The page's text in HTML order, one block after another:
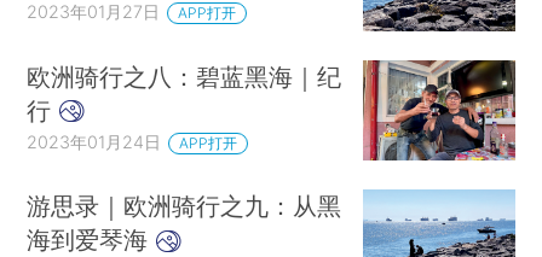
2023年01月27日 APP打开
欧洲骑行之八：碧蓝黑海｜纪
行
2023年01月24日 APP打开
游思录｜欧洲骑行之九：从黑
海到爱琴海